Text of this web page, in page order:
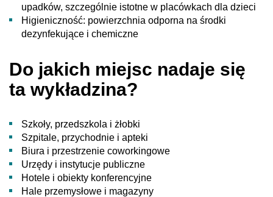
upadków, szczególnie istotne w placówkach dla dzieci
Higieniczność: powierzchnia odporna na środki
dezynfekujące i chemiczne
Do jakich miejsc nadaje się
ta wykładzina?
Szkoły, przedszkola i żłobki
Szpitale, przychodnie i apteki
Biura i przestrzenie coworkingowe
Urzędy i instytucje publiczne
Hotele i obiekty konferencyjne
Hale przemysłowe i magazyny